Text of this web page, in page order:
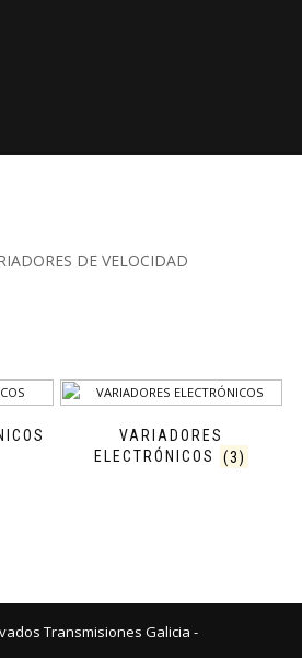
DE VELOCIDAD
VARIADORES
ELECTRÓNICOS
(3)
Transmisiones Galicia -